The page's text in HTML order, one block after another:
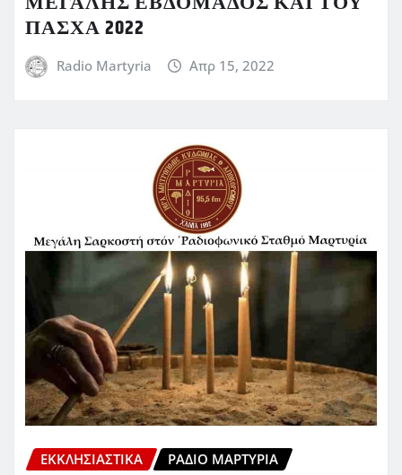
ΠΑΣΧΑ 2022
Radio Martyria Απρ 15, 2022
ΕΚΚΛΗΣΙΑΣΤΙΚΆ ΡΆΔΙΟ ΜΑΡΤΥΡΊΑ